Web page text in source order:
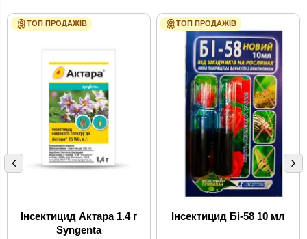
ТОП ПРОДАЖІВ
Інсектицид Актара 1.4 г
Syngenta
ТОП ПРОДАЖІВ
Інсектицид Бі-58 10 мл